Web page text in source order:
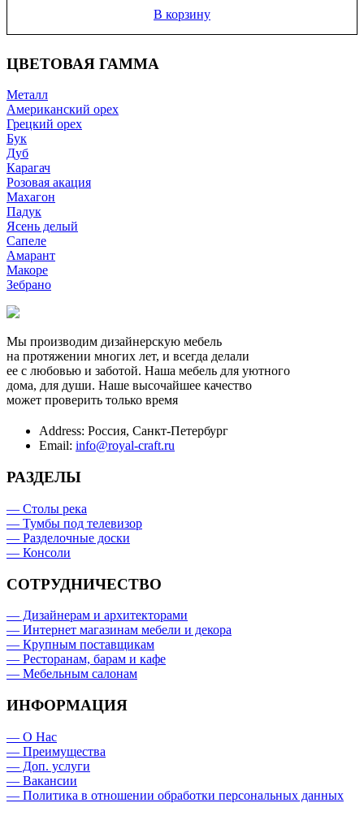
В корзину
ЦВЕТОВАЯ ГАММА
Металл
Американский орех
Грецкий орех
Бук
Дуб
Карагач
Розовая акация
Махагон
Падук
Ясень делый
Сапеле
Амарант
Макоре
Зебрано
Мы производим дизайнерскую мебель
на протяжении многих лет, и всегда делали
ее с любовью и заботой. Наша мебель для уютного
дома, для души. Наше высочайшее качество
может проверить только время
Address: Россия, Санкт-Петербург
Email: info@royal-craft.ru
РАЗДЕЛЫ
— Столы река
— Тумбы под телевизор
— Разделочные доски
— Консоли
СОТРУДНИЧЕСТВО
— Дизайнерам и архитекторами
— Интернет магазинам мебели и декора
— Крупным поставщикам
— Ресторанам, барам и кафе
— Мебельным салонам
ИНФОРМАЦИЯ
— О Нас
— Преимущества
— Доп. услуги
— Вакансии
— Политика в отношении обработки персональных данных